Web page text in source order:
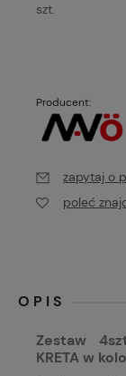
szt.
Producent:
zapytaj o
poleć
OPIS
Zestaw
KRETA w